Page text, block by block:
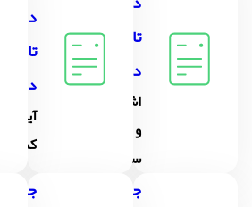
تاریخ
دهم
اشکانیان
و
ساسانیان
تاریخ
دهم
آیین
جزوه
جزوه